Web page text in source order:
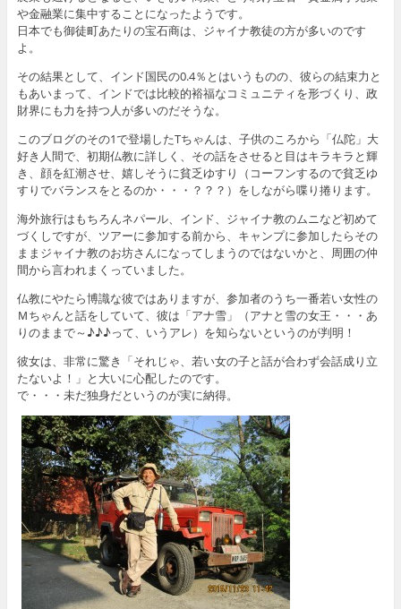
や金融業に集中することになったようです。
日本でも御徒町あたりの宝石商は、ジャイナ教徒の方が多いのです
よ。
その結果として、インド国民の0.4％とはいうものの、彼らの結束力と
もあいまって、インドでは比較的裕福なコミュニティを形づくり、政
財界にも力を持つ人が多いのだそうな。
このブログのその1で登場したTちゃんは、子供のころから「仏陀」大
好き人間で、初期仏教に詳しく、その話をさせると目はキラキラと輝
き、顔を紅潮させ、嬉しそうに貧乏ゆすり（コーフンするので貧乏ゆ
すりでバランスをとるのか・・・？？？）をしながら喋り捲ります。
海外旅行はもちろんネパール、インド、ジャイナ教のムニなど初めて
づくしですが、ツアーに参加する前から、キャンプに参加したらその
ままジャイナ教のお坊さんになってしまうのではないかと、周囲の仲
間から言われまくっていました。
仏教にやたら博識な彼ではありますが、参加者のうち一番若い女性の
Ｍちゃんと話をしていて、彼は「アナ雪」（アナと雪の女王・・・あ
りのままで～♪♪♪って、いうアレ）を知らないというのが判明！
彼女は、非常に驚き「それじゃ、若い女の子と話が合わず会話成り立
たないよ！」と大いに心配したのです。
で・・・未だ独身だというのが実に納得。